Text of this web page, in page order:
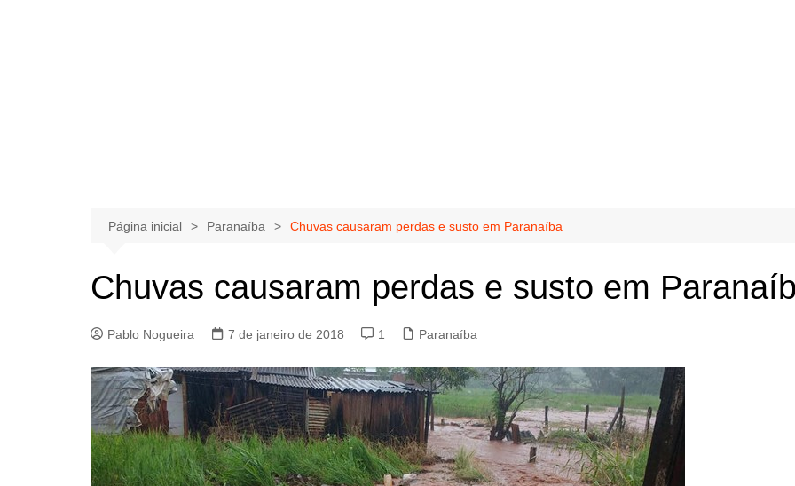
Página inicial Paranaíba Chuvas causaram perdas e susto em Paranaíba
Chuvas causaram perdas e susto em
Pablo Nogueira 7 de janeiro de 2018 1 Paranaíba